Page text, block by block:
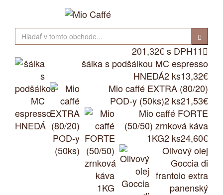
201,32€ s DPH11
šálka s podšálkou MC espresso
HNEDÁ2 ks13,32€
Mio caffé EXTRA (80/20)
POD-y (50ks)2 ks21,53€
Mio caffé FORTE
(50/50) zrnková káva
1KG2 ks24,60€
Olivový olej
Goccia di
frantoio extra
panenský